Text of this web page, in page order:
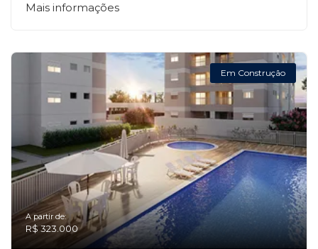
Mais informações
Em Construção
A partir de:
R$ 323.000